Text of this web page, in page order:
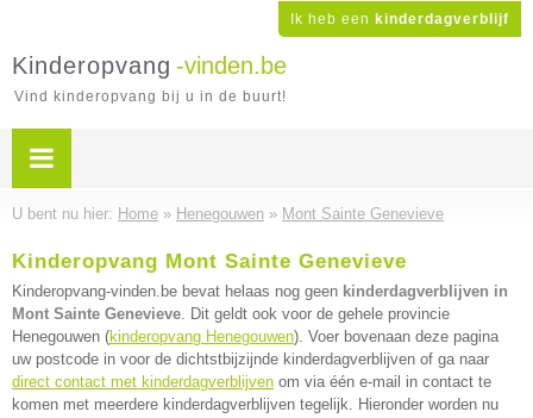
Ik heb een kinderdagverblijf
Kinderopvang -vinden.be
Vind kinderopvang bij u in de buurt!
U bent nu hier: Home » Henegouwen » Mont Sainte Genevieve
Kinderopvang Mont Sainte Genevieve
Kinderopvang-vinden.be bevat helaas nog geen kinderdagverblijven in
Mont Sainte Genevieve. Dit geldt ook voor de gehele provincie
Henegouwen (kinderopvang Henegouwen). Voer bovenaan deze pagina
uw postcode in voor de dichtstbijzijnde kinderdagverblijven of ga naar
direct contact met kinderdagverblijven om via één e-mail in contact te
komen met meerdere kinderdagverblijven tegelijk. Hieronder worden nu